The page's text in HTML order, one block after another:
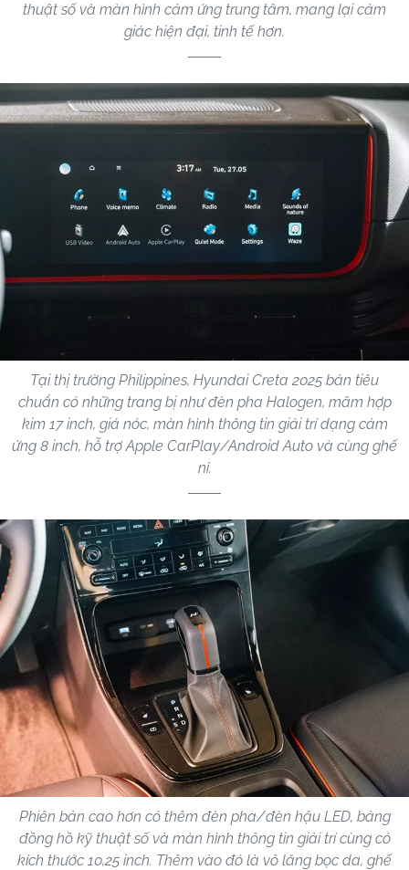
thuật số và màn hình cảm ứng trung tâm, mang lại cảm
giác hiện đại, tinh tế hơn.
Tại thị trường Philippines, Hyundai Creta 2025 bản tiêu
chuẩn có những trang bị như đèn pha Halogen, mâm hợp
kim 17 inch, giá nóc, màn hình thông tin giải trí dạng cảm
ứng 8 inch, hỗ trợ Apple CarPlay/Android Auto và cùng ghế
nỉ.
Phiên bản cao hơn có thêm đèn pha/đèn hậu LED, bảng
đồng hồ kỹ thuật số và màn hình thông tin giải trí cùng có
kích thước 10,25 inch. Thêm vào đó là vô lăng bọc da, ghế